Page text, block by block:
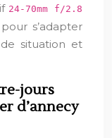
24-70mm f/2.8
s’adapter
situation et
jours
d’annecy